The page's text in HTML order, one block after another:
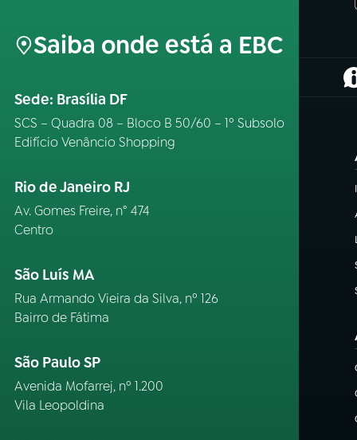
Saiba onde está a EBC
Sede: Brasília DF
SCS – Quadra 08 – Bloco B 50/60 – 1º Subsolo
Edifício Venâncio Shopping
Rio de Janeiro RJ
Av. Gomes Freire, n° 474
Centro
São Luís MA
Rua Armando Vieira da Silva, nº 126
Bairro de Fátima
São Paulo SP
Avenida Mofarrej, nº 1.200
Vila Leopoldina